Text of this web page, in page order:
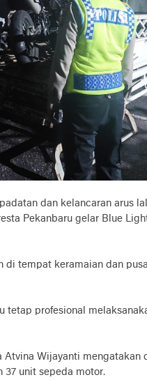
dan kelancaran arus
Pekanbaru gelar Blue
di tempat keramaian dan
tetap profesional
Wijayanti mengatakan
unit sepeda motor.